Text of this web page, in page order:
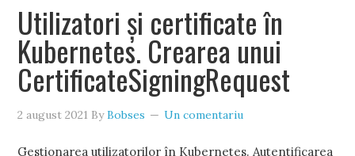
Utilizatori și certificate în
Kubernetes. Crearea unui
CertificateSigningRequest
2 august 2021 ByBobses Un comentariu
Gestionarea utilizatorilor în Kubernetes. Autentificarea